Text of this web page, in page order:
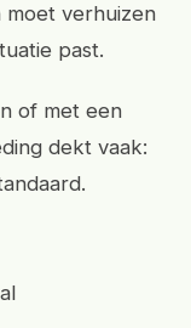
moet verhuizen
past.
of met een
dekt vaak: